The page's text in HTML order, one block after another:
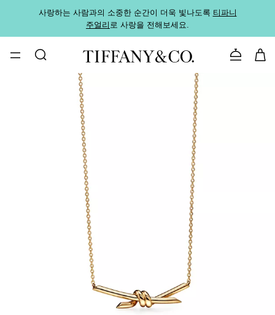
사랑하는 사람과의 소중한 순간이 더욱 빛나도록 티파니
주얼리로 사랑을 전해보세요.
문의하기